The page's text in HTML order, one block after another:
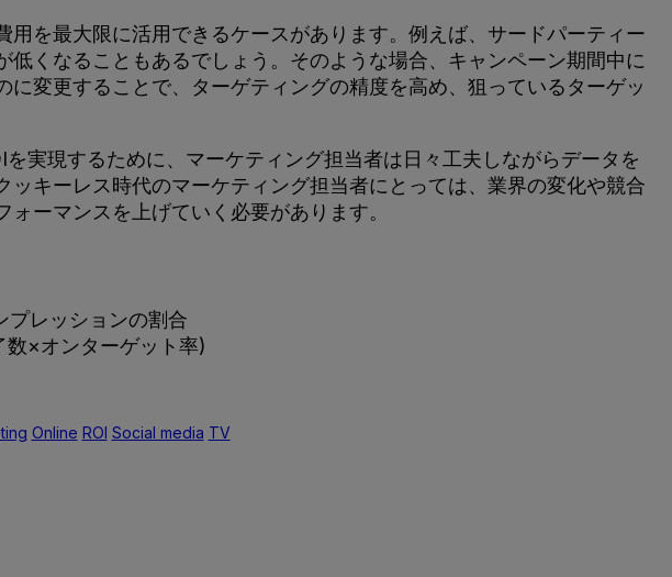
を最大限に活用できるケースがあります。例えば、サードパーティー
くなることもあるでしょう。そのような場合、キャンペーン期間中に
変更することで、ターゲティングの精度を高め、狙っているターゲッ
実現するために、マーケティング担当者は日々工夫しながらデータを
キーレス時代のマーケティング担当者にとっては、業界の変化や競合
ーマンスを上げていく必要があります。
プレッションの割合
×オンターゲット率)
Online ROI Social media TV